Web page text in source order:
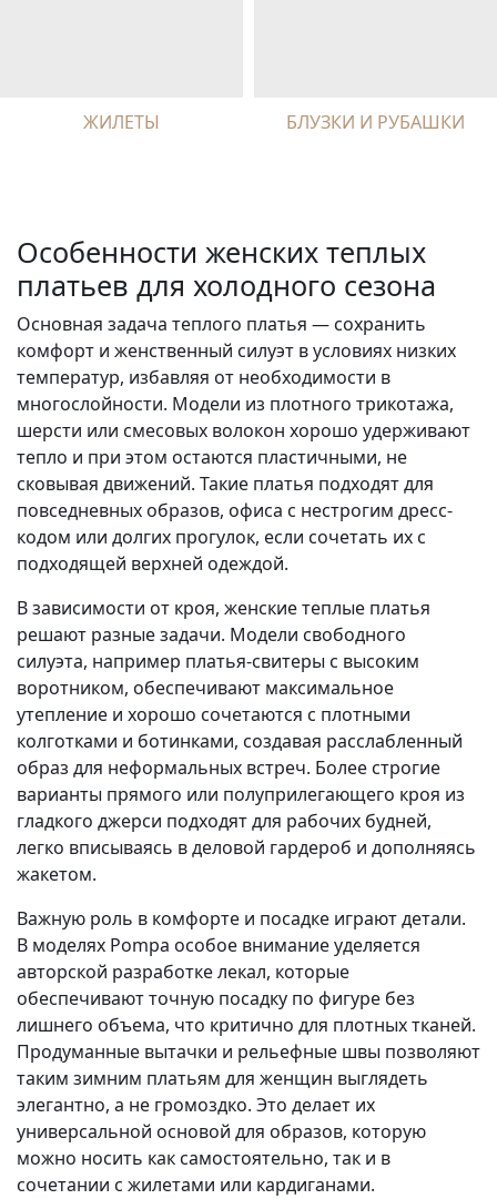
ЖИЛЕТЫ БЛУЗКИ И РУБАШКИ
Особенности женских теплых
платьев для холодного сезона
Основная задача теплого платья — сохранить
комфорт и женственный силуэт в условиях низких
температур, избавляя от необходимости в
многослойности. Модели из плотного трикотажа,
шерсти или смесовых волокон хорошо удерживают
тепло и при этом остаются пластичными, не
сковывая движений. Такие платья подходят для
повседневных образов, офиса с нестрогим дресс-
кодом или долгих прогулок, если сочетать их с
подходящей верхней одеждой.
В зависимости от кроя, женские теплые платья
решают разные задачи. Модели свободного
силуэта, например платья-свитеры с высоким
воротником, обеспечивают максимальное
утепление и хорошо сочетаются с плотными
колготками и ботинками, создавая расслабленный
образ для неформальных встреч. Более строгие
варианты прямого или полуприлегающего кроя из
гладкого джерси подходят для рабочих будней,
легко вписываясь в деловой гардероб и дополняясь
жакетом.
Важную роль в комфорте и посадке играют детали.
В моделях Pompa особое внимание уделяется
авторской разработке лекал, которые
обеспечивают точную посадку по фигуре без
лишнего объема, что критично для плотных тканей.
Продуманные вытачки и рельефные швы позволяют
таким зимним платьям для женщин выглядеть
элегантно, а не громоздко. Это делает их
универсальной основой для образов, которую
можно носить как самостоятельно, так и в
сочетании с жилетами или кардиганами.